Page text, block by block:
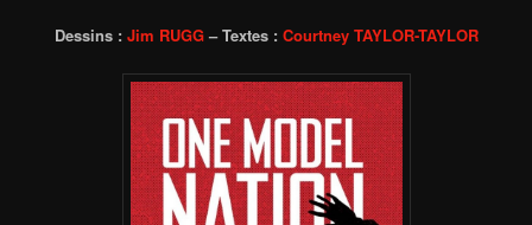
Dessins : Jim RUGG– Textes : Courtney TAYLOR-TAYLOR